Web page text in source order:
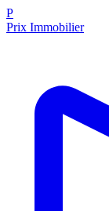
P
Prix Immobilier